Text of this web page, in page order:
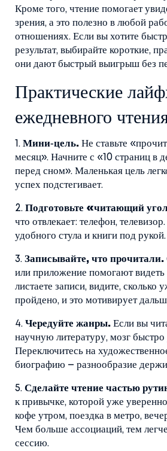
Кроме того, чтение помогает
зрения, а это полезно в любой
отношениях. Если вы хотите
результат, выбирайте короткие,
они дают быстрый выигрыш без
Практические
ежедневного
1. Мини‑цель. Не ставьте
месяц». Начните с «10 страниц в
перед сном». Маленькая цель
успех подстегивает.
2. Подготовьте «читающий
что отвлекает: телефон,
удобного стула и книги под рукой.
3. Записывайте, что прочитали.
или приложение помогают видеть
листаете записи, видите, сколько
пройдено, и это мотивирует
4. Чередуйте жанры. Если вы
научную литературу, мозг быстро
Переключитесь на
биографию – разнообразие
5. Сделайте чтение частью
к привычке, которой уже
кофе утром, поездка в метро,
Чем больше ассоциаций, тем
сессию.